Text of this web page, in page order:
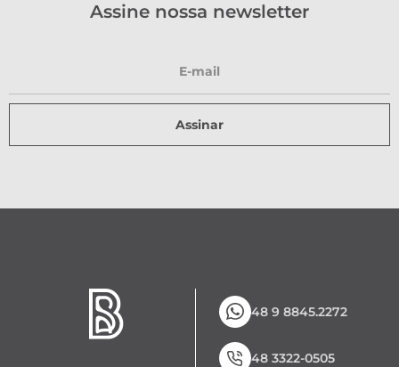
Assine nossa newsletter
Assinar
48 9 8845.2272
48 3322-0505